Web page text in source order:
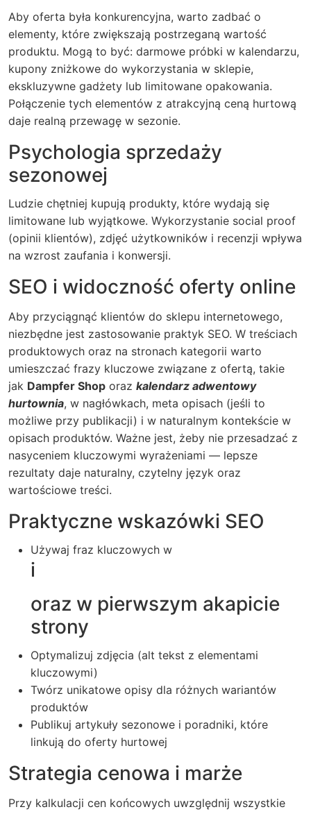
Aby oferta była konkurencyjna, warto zadbać o
elementy, które zwiększają postrzeganą wartość
produktu. Mogą to być: darmowe próbki w kalendarzu,
kupony zniżkowe do wykorzystania w sklepie,
ekskluzywne gadżety lub limitowane opakowania.
Połączenie tych elementów z atrakcyjną ceną hurtową
daje realną przewagę w sezonie.
Psychologia sprzedaży
sezonowej
Ludzie chętniej kupują produkty, które wydają się
limitowane lub wyjątkowe. Wykorzystanie social proof
(opinii klientów), zdjęć użytkowników i recenzji wpływa
na wzrost zaufania i konwersji.
SEO i widoczność oferty online
Aby przyciągnąć klientów do sklepu internetowego,
niezbędne jest zastosowanie praktyk SEO. W treściach
produktowych oraz na stronach kategorii warto
umieszczać frazy kluczowe związane z ofertą, takie
jak Dampfer Shop oraz kalendarz adwentowy
hurtownia, w nagłówkach, meta opisach (jeśli to
możliwe przy publikacji) i w naturalnym kontekście w
opisach produktów. Ważne jest, żeby nie przesadzać z
nasyceniem kluczowymi wyrażeniami — lepsze
rezultaty daje naturalny, czytelny język oraz
wartościowe treści.
Praktyczne wskazówki SEO
Używaj fraz kluczowych w
i
oraz w pierwszym akapicie
strony
Optymalizuj zdjęcia (alt tekst z elementami
kluczowymi)
Twórz unikatowe opisy dla różnych wariantów
produktów
Publikuj artykuły sezonowe i poradniki, które
linkują do oferty hurtowej
Strategia cenowa i marże
Przy kalkulacji cen końcowych uwzględnij wszystkie